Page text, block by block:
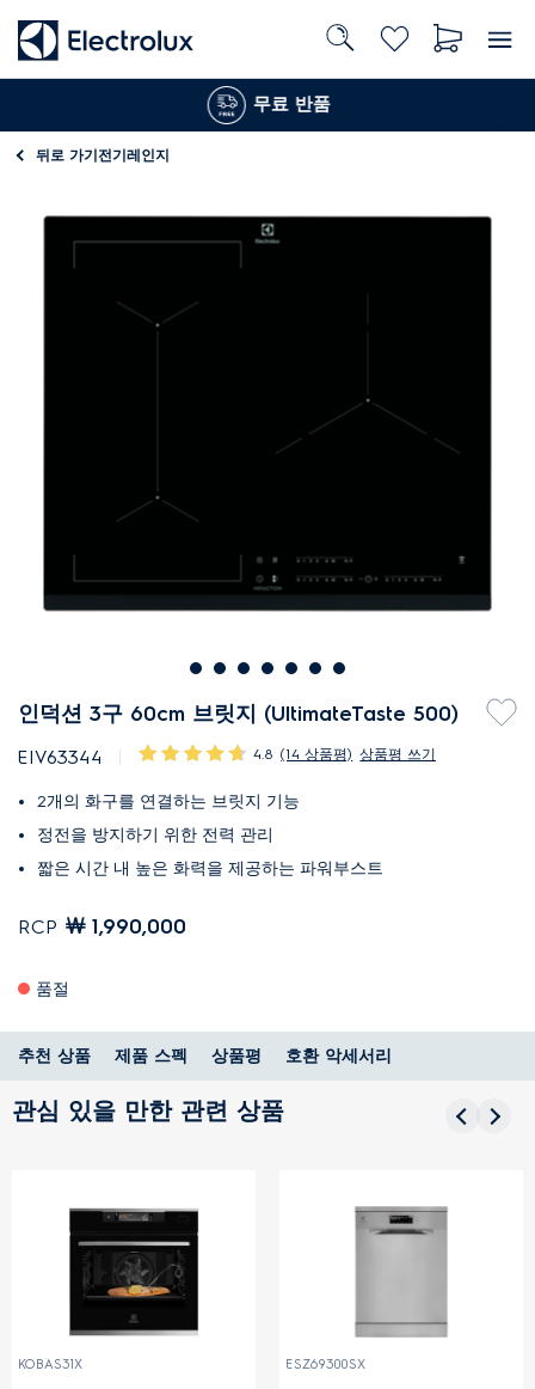
무료 반품
뒤로 가기전기레인지
인덕션 3구 60cm 브릿지 (UltimateTaste 500)
EIV63344 4.8 (14 상품평) 상품평 쓰기
2개의 화구를 연결하는 브릿지 기능
정전을 방지하기 위한 전력 관리
짧은 시간 내 높은 화력을 제공하는 파워부스트
RCP ￦ 1,990,000
품절
추천 상품 제품 스펙 상품평 호환 악세서리
관심 있을 만한 관련 상품
KOBAS31X ESZ69300SX